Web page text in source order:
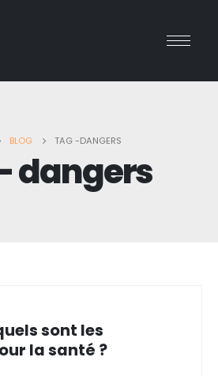
BLOG TAG -DANGERS
dangers
sont les
la santé ?